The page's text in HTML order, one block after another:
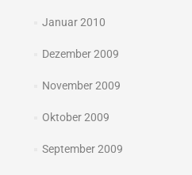
Januar 2010
Dezember 2009
November 2009
Oktober 2009
September 2009